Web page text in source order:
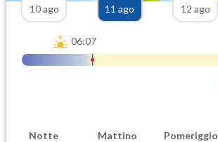
10 ago
11 ago
12 ago
06:07
Notte Mattino Pomeriggio